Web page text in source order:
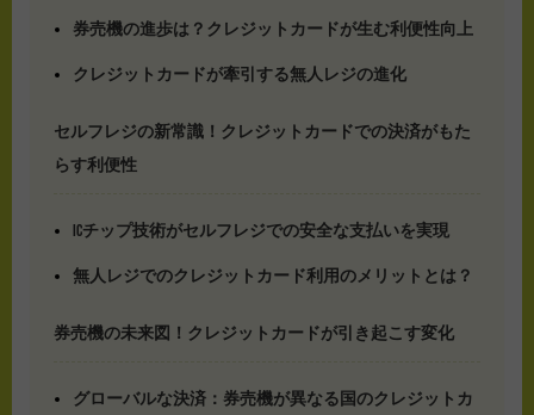
券売機の進歩は？クレジットカードが生む利便性向上
クレジットカードが牽引する無人レジの進化
セルフレジの新常識！クレジットカードでの決済がもた
らす利便性
ICチップ技術がセルフレジでの安全な支払いを実現
無人レジでのクレジットカード利用のメリットとは？
券売機の未来図！クレジットカードが引き起こす変化
グローバルな決済：券売機が異なる国のクレジットカ